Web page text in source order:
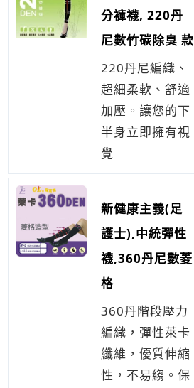
分褲襪, 220丹
尼數竹碳除臭 款
220丹尼編織、
超細柔軟、舒適
加壓。讓您的下
半身立即擁有視
覺
新健康主義(足
護士),中統彈性
襪,360丹尼數菱
格
360丹階段壓力
編織，彈性萊卡
纖維，優質伸縮
性，不易縐。保